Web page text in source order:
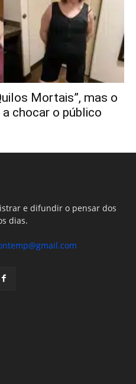
Mortais”, mas o
chocar o público
e difundir o pensar dos
dias.